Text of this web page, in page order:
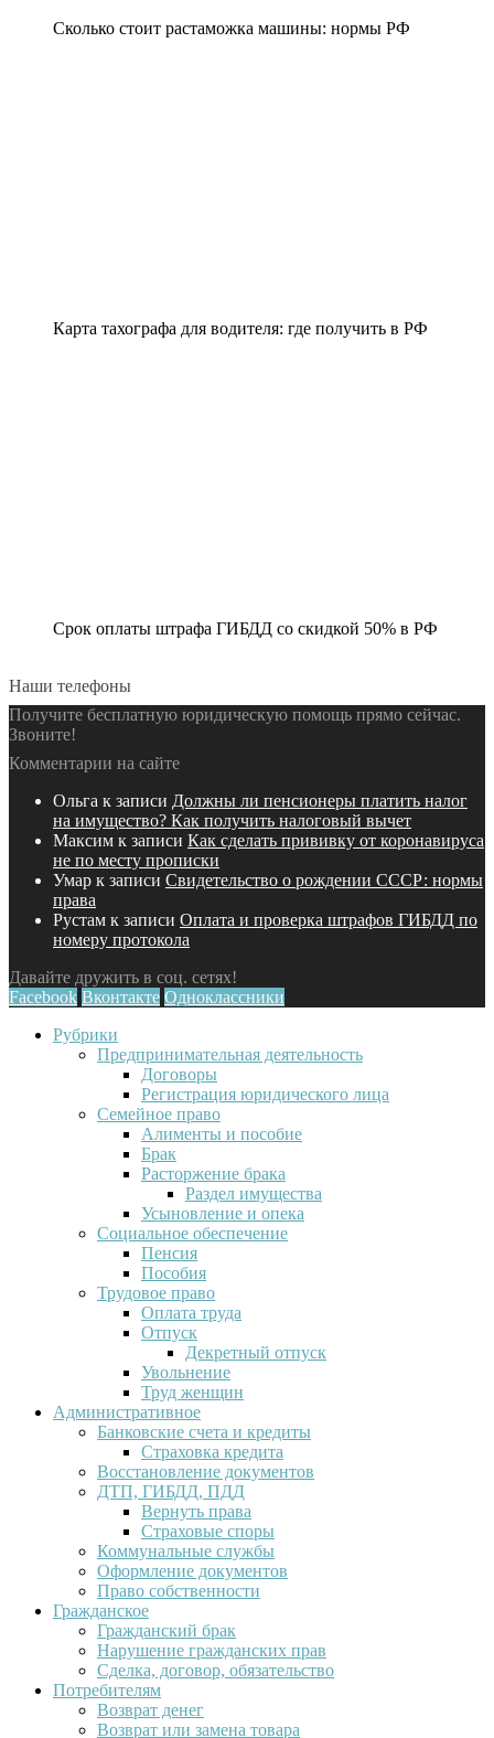
Сколько стоит растаможка машины: нормы РФ
Карта тахографа для водителя: где получить в РФ
Срок оплаты штрафа ГИБДД со скидкой 50% в РФ
Наши телефоны
Получите бесплатную юридическую помощь прямо сейчас.
Звоните!
Комментарии на сайте
Ольга к записи Должны ли пенсионеры платить налог
на имущество? Как получить налоговый вычет
Максим к записи Как сделать прививку от коронавируса
не по месту прописки
Умар к записи Свидетельство о рождении СССР: нормы
права
Рустам к записи Оплата и проверка штрафов ГИБДД по
номеру протокола
Давайте дружить в соц. сетях!
Facebook Вконтакте Одноклассники
Рубрики
Предпринимательная деятельность
Договоры
Регистрация юридического лица
Семейное право
Алименты и пособие
Брак
Расторжение брака
Раздел имущества
Усыновление и опека
Социальное обеспечение
Пенсия
Пособия
Трудовое право
Оплата труда
Отпуск
Декретный отпуск
Увольнение
Труд женщин
Административное
Банковские счета и кредиты
Страховка кредита
Восстановление документов
ДТП, ГИБДД, ПДД
Вернуть права
Страховые споры
Коммунальные службы
Оформление документов
Право собственности
Гражданское
Гражданский брак
Нарушение гражданских прав
Сделка, договор, обязательство
Потребителям
Возврат денег
Возврат или замена товара